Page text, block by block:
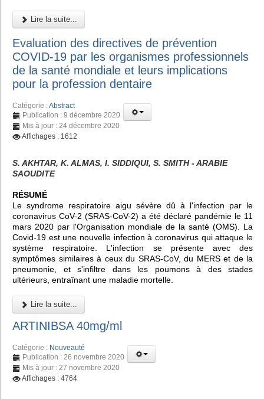
Lire la suite...
Evaluation des directives de prévention
COVID-19 par les organismes professionnels
de la santé mondiale et leurs implications
pour la profession dentaire
Catégorie :Abstract
Publication : 9 décembre 2020
Mis à jour : 24 décembre 2020
Affichages : 1612
S. AKHTAR, K. ALMAS, I. SIDDIQUI, S. SMITH - ARABIE
SAOUDITE
RÉSUMÉ
Le syndrome respiratoire aigu sévère dû à l'infection par le
coronavirus CoV-2 (SRAS-CoV-2) a été déclaré pandémie le 11
mars 2020 par l'Organisation mondiale de la santé (OMS). La
Covid-19 est une nouvelle infection à coronavirus qui attaque le
système respiratoire. L'infection se présente avec des
symptômes similaires à ceux du SRAS-CoV, du MERS et de la
pneumonie, et s'infiltre dans les poumons à des stades
ultérieurs, entraînant une maladie mortelle.
Lire la suite...
ARTINIBSA 40mg/ml
Catégorie : Nouveauté
Publication : 26 novembre 2020
Mis à jour : 27 novembre 2020
Affichages : 4764